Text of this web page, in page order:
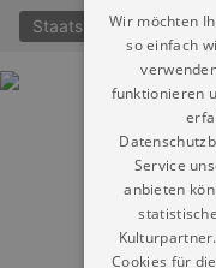
Staatskapelle Dresden
Wir möchten
so einfach
funktionieren
Service
anbieten
Cookies für